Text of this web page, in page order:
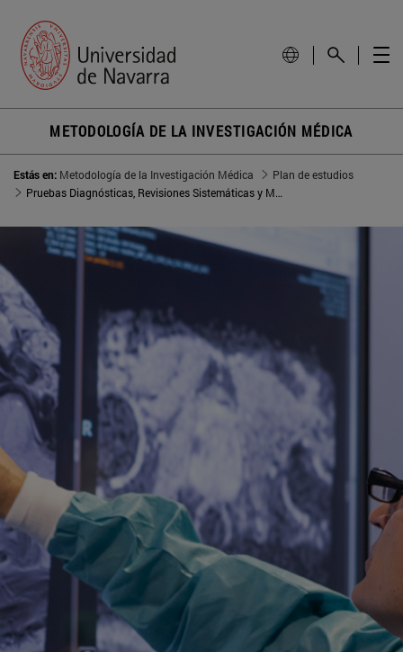
METODOLOGÍA DE LA INVESTIGACIÓN MÉDICA
Estás en: Metodología de la Investigación Médica
Plan de estudios
Pruebas Diagnósticas, Revisiones Sistemáticas y Metaanálisis